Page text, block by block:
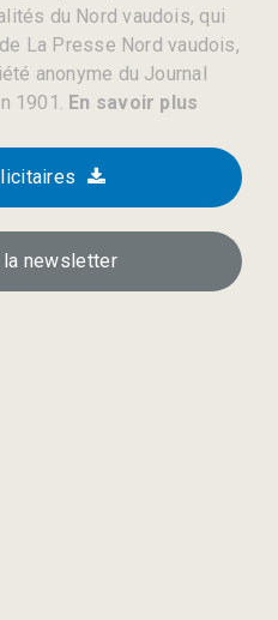
du Nord vaudois, qui
La Presse Nord vaudois,
anonyme du Journal
1901. En savoir plus
la newsletter